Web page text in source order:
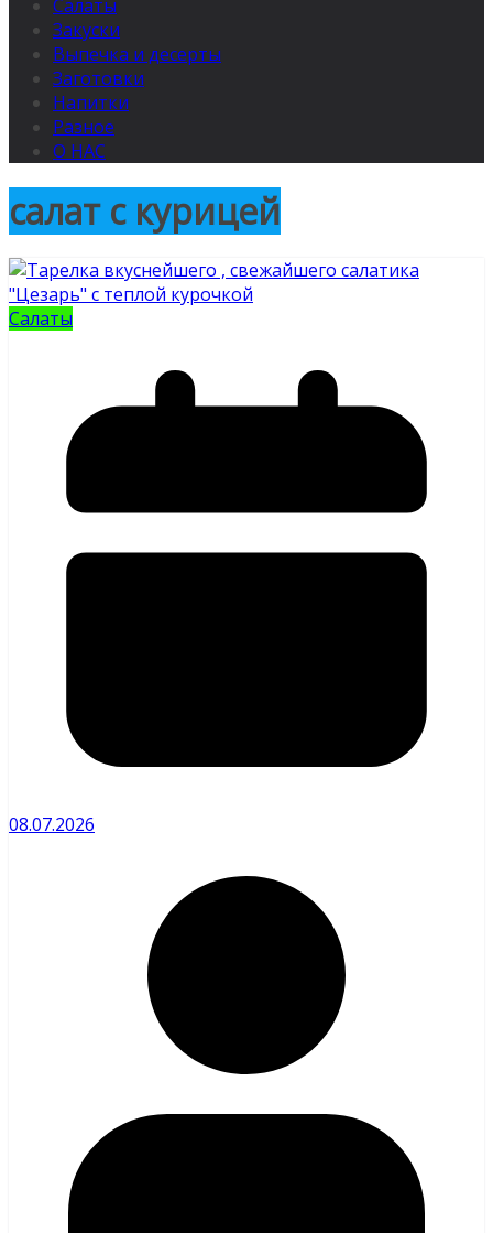
Салаты
Закуски
Выпечка и десерты
Заготовки
Напитки
Разное
О НАС
салат с курицей
Салаты
08.07.2026